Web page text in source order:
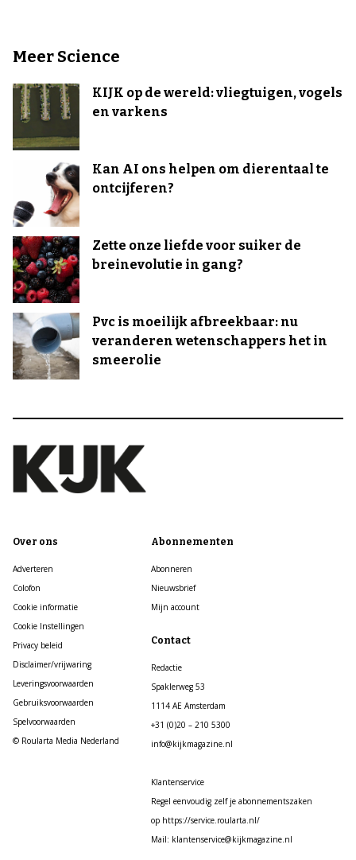
Meer Science
KIJK op de wereld: vliegtuigen, vogels
en varkens
Kan AI ons helpen om dierentaal te
ontcijferen?
Zette onze liefde voor suiker de
breinevolutie in gang?
Pvc is moeilijk afbreekbaar: nu
veranderen wetenschappers het in
smeerolie
Over ons
Adverteren
Colofon
Cookie informatie
Cookie Instellingen
Privacy beleid
Disclaimer/vrijwaring
Leveringsvoorwaarden
Gebruiksvoorwaarden
Spelvoorwaarden
© Roularta Media Nederland
Abonnementen
Abonneren
Nieuwsbrief
Mijn account
Contact
Redactie
Spaklerweg 53
1114 AE Amsterdam
+31 (0)20 – 210 5300
info@kijkmagazine.nl
Klantenservice
Regel eenvoudig zelf je abonnementszaken
op https://service.roularta.nl/
Mail: klantenservice@kijkmagazine.nl